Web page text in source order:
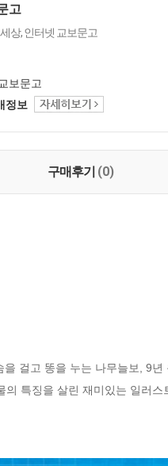
고
상, 인터넷 교보문고
교보문고
정보
구매후기 (0)
걸고 똥을 누는 나무늘보, 9
의 특징을 살린 재미있는 일러